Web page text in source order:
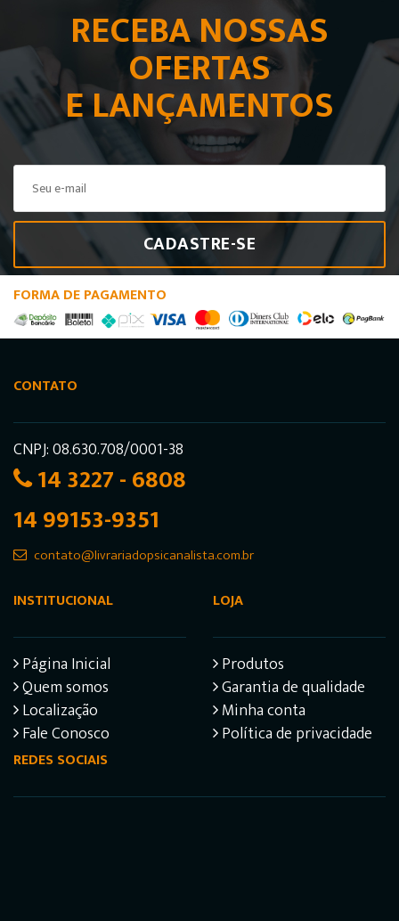
RECEBA NOSSAS
OFERTAS
E LANÇAMENTOS
CADASTRE-SE
FORMA DE PAGAMENTO
CONTATO
CNPJ: 08.630.708/0001-38
14 3227 - 6808
14 99153-9351
contato@livrariadopsicanalista.com.br
INSTITUCIONAL
Página Inicial
Quem somos
Localização
Fale Conosco
LOJA
Produtos
Garantia de qualidade
Minha conta
Política de privacidade
REDES SOCIAIS